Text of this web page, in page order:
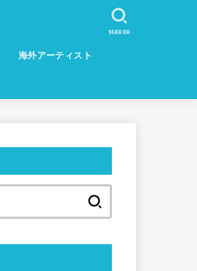
海外アーティスト
SEARCH